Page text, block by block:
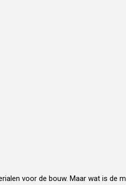
voor de bouw. Maar wat is de